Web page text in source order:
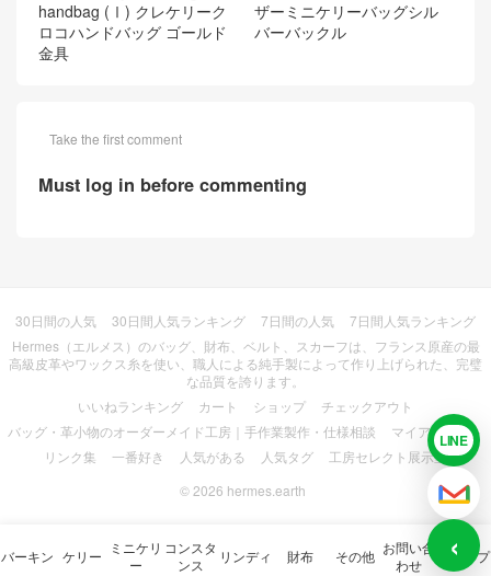
handbag (Ⅰ) クレケリーク
ロコハンドバッグ ゴールド
金具
ザーミニケリーバッグシル
バーバックル
Take the first comment
Must log in before commenting
30日間の人気 30日間人気ランキング 7日間の人気
7日間人気ランキング
Hermes（エルメス）のバッグ、財布、ベルト、スカーフは、フランス原産の最
高級皮革やワックス糸を使い、職人による純手製によって作り上げられた、完璧
な品質を誇ります。
いいねランキング
カート ショップ
チェックアウト
バッグ・革小物のオーダーメイド工房｜手作業製作・仕様相談
マイアカウント
リンク集
一番好き 人気がある 人気タグ
工房セレクト展示室
© 2026 hermes.earth
バーキン ケリー
ミニケリ
ー
コンスタ
ンス
リンディ 財布 その他 お問い合
わせ
ショップ
LINE
メー
‹